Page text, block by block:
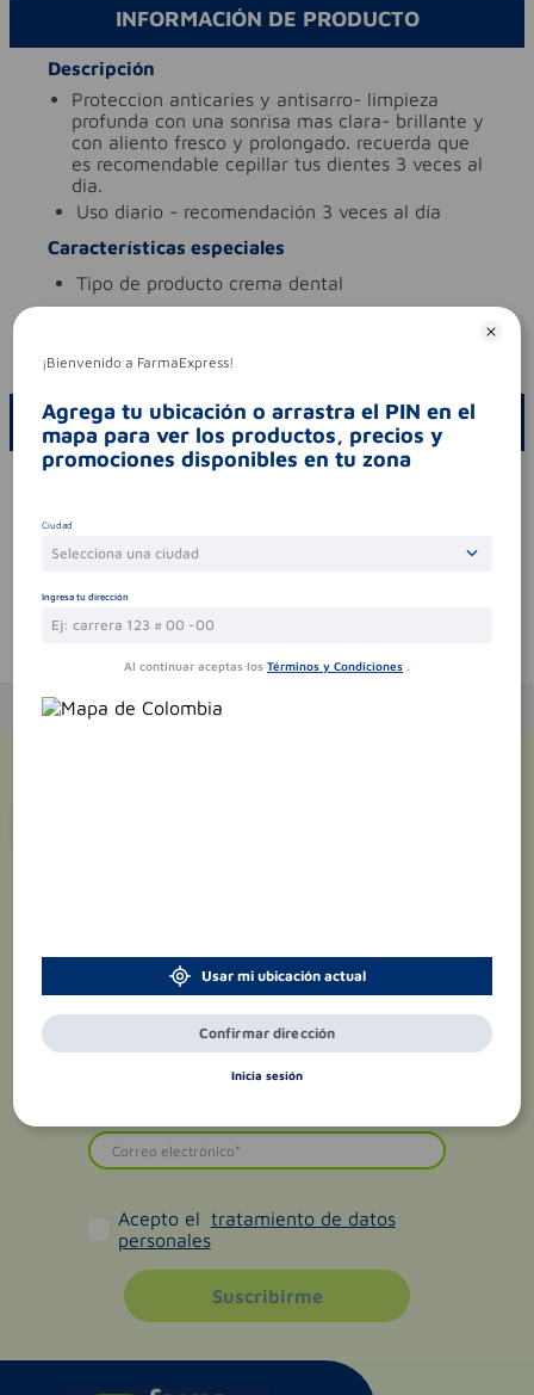
INFORMACIÓN DE PRODUCTO
Descripción
proteccion anticaries y antisarro- limpieza
profunda con una sonrisa mas clara- brillante y
con aliento fresco y prolongado. recuerda que
es recomendable cepillar tus dientes 3 veces al
dia.
uso diario - recomendación 3 veces al día
Características especiales
tipo de producto crema dental
codigo invima
nsoc62400-14co
ESCRIBE UN COMENTARIO
Sin comentarios.
Acepto el tratamiento de datos
personales
Suscribirme
¡Bienvenido a FarmaExpress!
Agrega tu ubicación o arrastra el PIN en el
mapa para ver los productos, precios y
promociones disponibles en tu zona
Ciudad
Selecciona una ciudad
Ingresa tu dirección
Al continuar aceptas los Términos y Condiciones .
Usar mi ubicación actual
Confirmar dirección
Inicia sesión